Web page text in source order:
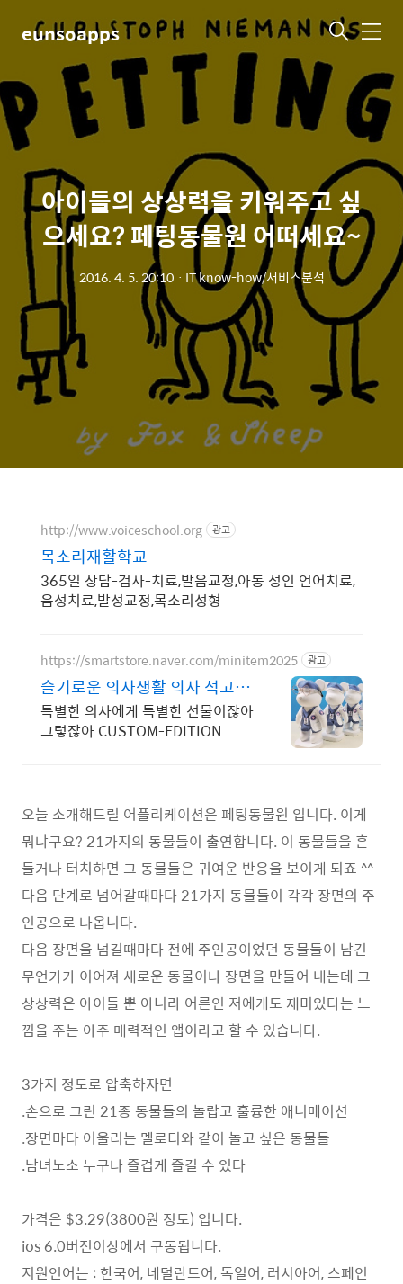
eunsoapps 메
아이들의 상상력을 키워주고 싶
으세요? 페팅동물원 어떠세요~
2016. 4. 5. 20:10ㆍ IT know-how/서비스분석
http://www.voiceschool.org 광고
목소리재활학교
365일 상담-검사-치료,발음교정,아동 성인 언어치료,
음성치료,발성교정,목소리성형
https://smartstore.naver.com/minitem2025 광고
슬기로운 의사생활 의사 석고방
향제
특별한 의사에게 특별한 선물이잖아
그렇잖아 CUSTOM-EDITION
오늘 소개해드릴 어플리케이션은 페팅동물원 입니다. 이게
뭐냐구요? 21가지의 동물들이 출연합니다. 이 동물들을 흔
들거나 터치하면 그 동물들은 귀여운 반응을 보이게 되죠 ^^
다음 단계로 넘어갈때마다 21가지 동물들이 각각 장면의 주
인공으로 나옵니다.
다음 장면을 넘길때마다 전에 주인공이었던 동물들이 남긴
무언가가 이어져 새로운 동물이나 장면을 만들어 내는데 그
상상력은 아이들 뿐 아니라 어른인 저에게도 재미있다는 느
낌을 주는 아주 매력적인 앱이라고 할 수 있습니다.
3가지 정도로 압축하자면
.손으로 그린 21종 동물들의 놀랍고 훌륭한 애니메이션
.장면마다 어울리는 멜로디와 같이 놀고 싶은 동물들
.남녀노소 누구나 즐겁게 즐길 수 있다
가격은 $3.29(3800원 정도) 입니다.
ios 6.0버전이상에서 구동됩니다.
지원언어는 : 한국어, 네덜란드어, 독일어, 러시아어, 스페인